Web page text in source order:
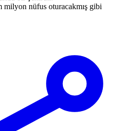
milyon nüfus oturacakmış gibi